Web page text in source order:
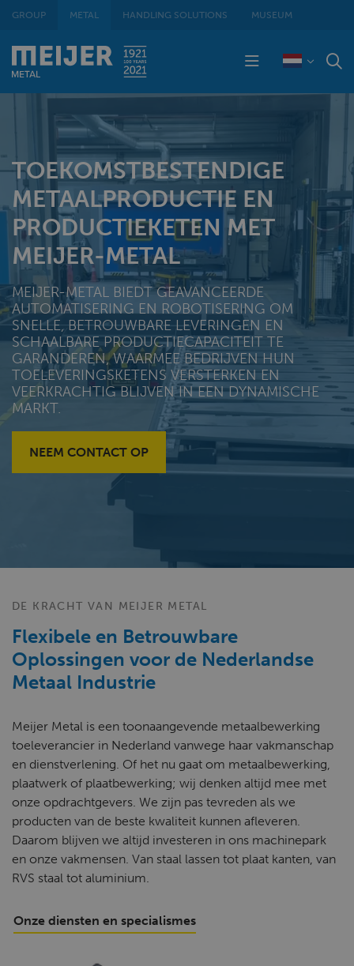
GROUP METAL HANDLING SOLUTIONS MUSEUM
TOEKOMSTBESTENDIGE
METAALPRODUCTIE EN
PRODUCTIEKETEN MET
MEIJER-METAL
MEIJER-METAL BIEDT GEAVANCEERDE
AUTOMATISERING EN ROBOTISERING OM
SNELLE, BETROUWBARE LEVERINGEN EN
SCHAALBARE PRODUCTIECAPACITEIT TE
GARANDEREN, WAARMEE BEDRIJVEN HUN
TOELEVERINGSKETENS VERSTERKEN EN
VEERKRACHTIG BLIJVEN IN EEN DYNAMISCHE
MARKT.
NEEM CONTACT OP
DE KRACHT VAN MEIJER METAL
Flexibele en Betrouwbare
Oplossingen voor de Nederlandse
Metaal Industrie
Meijer Metal is een toonaangevende metaalbewerking
toeleverancier in Nederland vanwege haar vakmanschap
en dienstverlening. Of het nu gaat om metaalbewerking,
plaatwerk of plaatbewerking; wij denken altijd mee met
onze opdrachtgevers. We zijn pas tevreden als we
producten van de beste kwaliteit kunnen afleveren.
Daarom blijven we altijd investeren in ons machinepark
en onze vakmensen. Van staal lassen tot plaat kanten, van
RVS staal tot aluminium.
Onze diensten en specialismes